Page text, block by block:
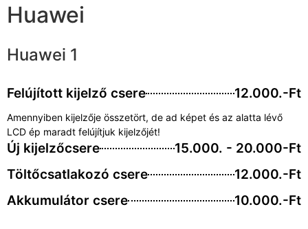
Huawei
Huawei 1
Felújított kijelző csere 12.000.-Ft
Amennyiben kijelzője összetört, de ad képet és az alatta lévő
LCD ép maradt felújítjuk kijelzőjét!
Új kijelzőcsere
15.000. - 20.000-Ft
Töltőcsatlakozó csere
12.000.-Ft
Akkumulátor csere
10.000.-Ft